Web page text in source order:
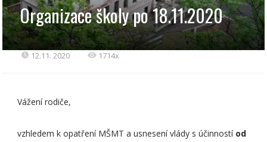
Organizace školy po 18.11.2020
12.11. 2020 1714x
Vážení rodiče,
vzhledem k opatření MŠMT a usnesení vlády s účinností od